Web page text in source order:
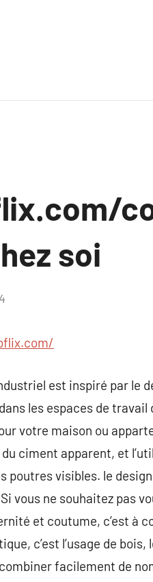
soi
est inspiré par le
les espaces de
votre maison ou
ciment apparent, et
poutres visibles. le
vous ne souhaitez pas
et coutume, c’est à
c’est l’usage de
facilement de